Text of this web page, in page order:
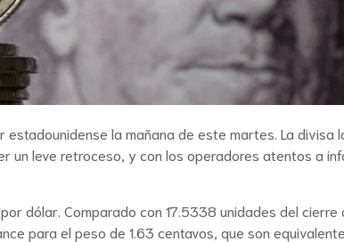
la mañana de este martes. La divisa
leve retroceso, y con los operadores atentos a
dólar. Comparado con 17.5338 unidades del
para el peso de 1.63 centavos, que son